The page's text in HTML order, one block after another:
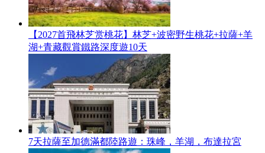
【2027首飛林芝赏桃花】林芝+波密野生桃花+拉薩+羊
湖+青藏觀賞鐵路深度遊10天
7天拉薩至加德滿都陸路遊：珠峰，羊湖，布達拉宮